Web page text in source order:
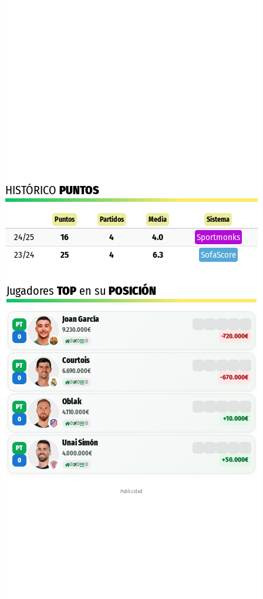
HISTÓRICO PUNTOS
Puntos Partidos Media Sistema
24/25 16 4 4.0
Sportmonks
23/24
25 4 6.3 SofaScore
Jugadores TOP en su POSICIÓN
PT
0
Joan García
9.230.000€
0 0 0
-720.000€
PT
0
Courtois
6.690.000€
0 0 0
-670.000€
PT
0
Oblak
4.110.000€
0 0 0
+10.000€
PT
0
Unai Simón
4.000.000€
0 0 0
+50.000€
Publicidad